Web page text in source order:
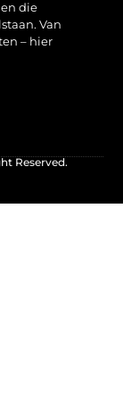
die
Van
– hier
Reserved.